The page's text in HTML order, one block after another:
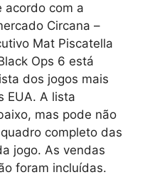
acordo com a
Circana –
Mat Piscatella
Ops 6 está
dos jogos mais
EUA. A lista
mas pode não
completo das
jogo. As vendas
foram incluídas.